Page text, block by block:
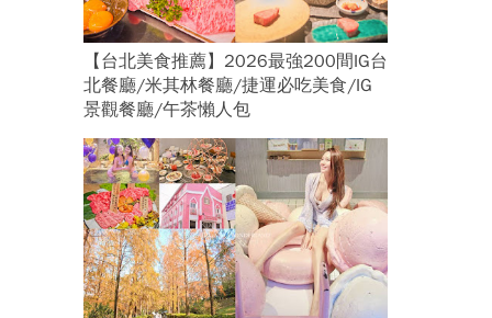
【台北美食推薦】2026最強200間IG台
北餐廳/米其林餐廳/捷運必吃美食/IG
景觀餐廳/午茶懶人包